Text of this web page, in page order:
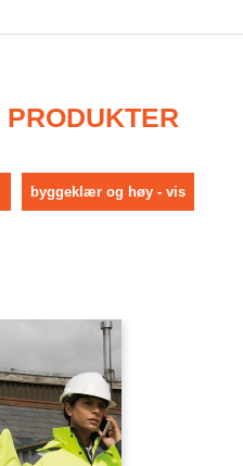
byggeklær og høy - vis